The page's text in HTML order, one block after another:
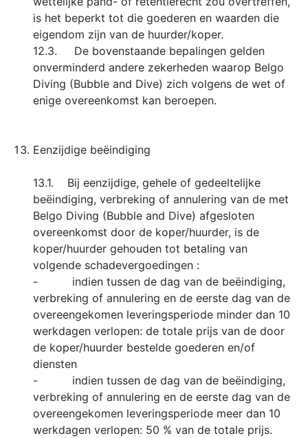
is het beperkt tot die goederen en waarden die
eigendom zijn van de huurder/koper.
12.3. De bovenstaande bepalingen gelden
onverminderd andere zekerheden waarop Belgo
Diving (Bubble and Dive) zich volgens de wet of
enige overeenkomst kan beroepen.
Eenzijdige beëindiging
13.1. Bij eenzijdige, gehele of gedeeltelijke
beëindiging, verbreking of annulering van de met
Belgo Diving (Bubble and Dive) afgesloten
overeenkomst door de koper/huurder, is de
koper/huurder gehouden tot betaling van
volgende schadevergoedingen :
- indien tussen de dag van de beëindiging,
verbreking of annulering en de eerste dag van de
overeengekomen leveringsperiode minder dan 10
werkdagen verlopen: de totale prijs van de door
de koper/huurder bestelde goederen en/of
diensten
- indien tussen de dag van de beëindiging,
verbreking of annulering en de eerste dag van de
overeengekomen leveringsperiode meer dan 10
werkdagen verlopen: 50 % van de totale prijs.